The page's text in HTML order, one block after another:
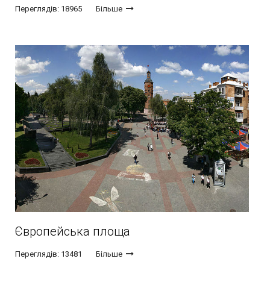
Переглядів: 18965 Більше
Європейська площа
Переглядів: 13481 Більше